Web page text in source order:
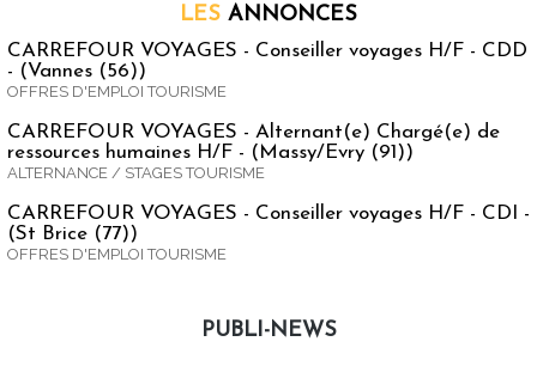
LES ANNONCES
CARREFOUR VOYAGES - Conseiller voyages H/F - CDD
- (Vannes (56))
OFFRES D'EMPLOI TOURISME
CARREFOUR VOYAGES - Alternant(e) Chargé(e) de
ressources humaines H/F - (Massy/Evry (91))
ALTERNANCE / STAGES TOURISME
CARREFOUR VOYAGES - Conseiller voyages H/F - CDI -
(St Brice (77))
OFFRES D'EMPLOI TOURISME
PUBLI-NEWS